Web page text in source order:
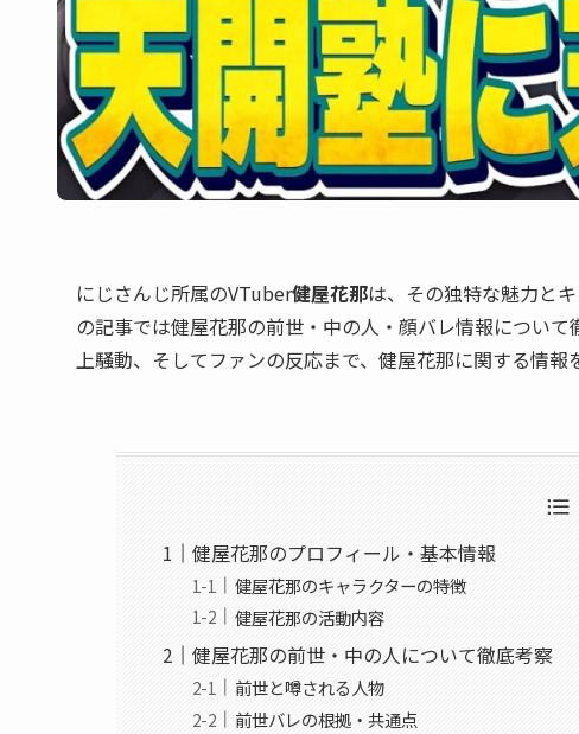
にじさんじ所属のVTuber健屋花那は、その独特な魅力と
の記事では健屋花那の前世・中の人・顔バレ情報につい
上騒動、そしてファンの反応まで、健屋花那に関する情報
健屋花那のプロフィール・基本情報
健屋花那のキャラクターの特徴
健屋花那の活動内容
健屋花那の前世・中の人について徹底考察
前世と噂される人物
前世バレの根拠・共通点